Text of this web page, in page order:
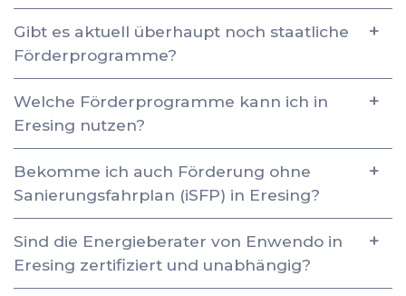
Gibt es aktuell überhaupt noch staatliche
Förderprogramme?
Welche Förderprogramme kann ich in
Eresing nutzen?
Bekomme ich auch Förderung ohne
Sanierungsfahrplan (iSFP) in Eresing?
Sind die Energieberater von Enwendo in
Eresing zertifiziert und unabhängig?